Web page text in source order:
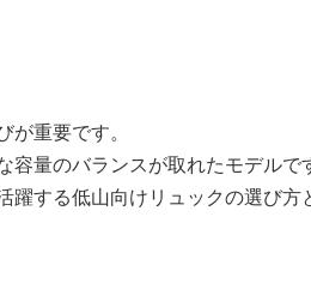
重要です。
容量のバランスが取れたモデルで
する低山向けリュックの選び